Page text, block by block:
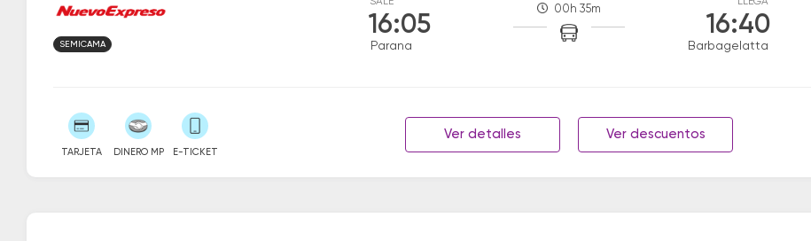
16:05
Parana
00h 35m
16:40
Barbagelatta
SEMICAMA
TARJETA DINERO MP E-TICKET
Ver detalles Ver descuentos